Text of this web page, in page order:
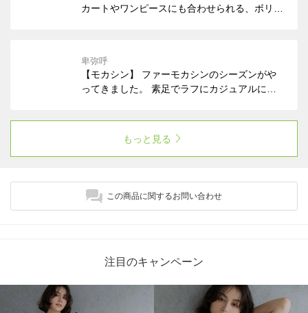
カートやワンピースにも合わせられる、ボリュ
卑弥呼
【モカシン】 ファーモカシンのシーズンがや
ってきました。 素足でラフにカジュアルに。
もっと見る
この商品に関するお問い合わせ
注目のキャンペーン